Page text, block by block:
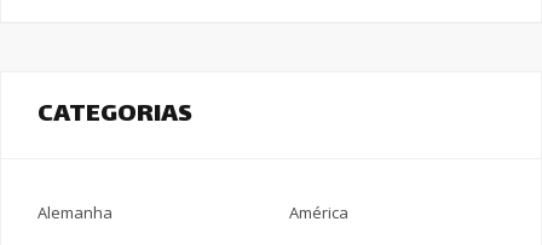
CATEGORIAS
Alemanha América